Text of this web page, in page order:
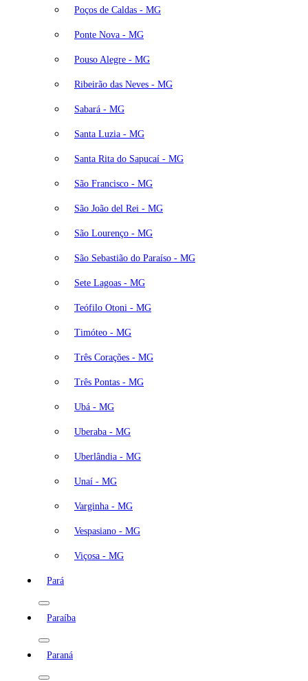
Poços de Caldas - MG
Ponte Nova - MG
Pouso Alegre - MG
Ribeirão das Neves - MG
Sabará - MG
Santa Luzia - MG
Santa Rita do Sapucaí - MG
São Francisco - MG
São João del Rei - MG
São Lourenço - MG
São Sebastião do Paraíso - MG
Sete Lagoas - MG
Teófilo Otoni - MG
Timóteo - MG
Três Corações - MG
Três Pontas - MG
Ubá - MG
Uberaba - MG
Uberlândia - MG
Unaí - MG
Varginha - MG
Vespasiano - MG
Viçosa - MG
Pará
Paraíba
Paraná